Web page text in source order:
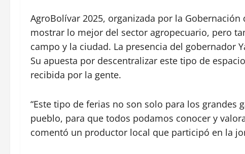
AgroBolívar 2025, organizada por la
mostrar lo mejor del sector agropecuario, pero
campo y la ciudad. La presencia del gobernador
Su apuesta por descentralizar este tipo de
recibida por la gente.
“Este tipo de ferias no son solo para los grandes
pueblo, para que todos podamos conocer y
comentó un productor local que participó en la